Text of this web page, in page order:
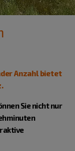
Anzahl bietet
Sie nicht nur